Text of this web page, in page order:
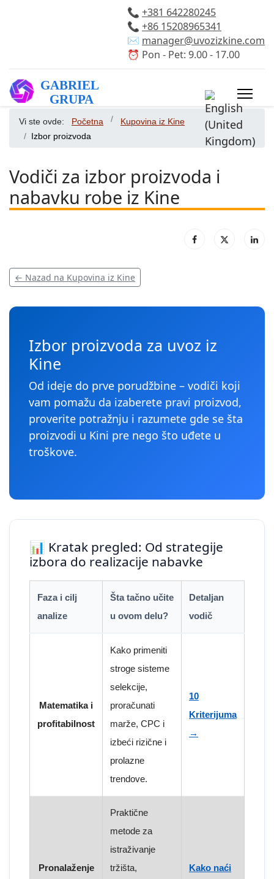
📞 +381 642280245
📞 +86 15208965341
✉️ manager@uvozizkine.com
⏰ Pon - Pet: 9.00 - 17.00
Izaberite vaš
Vi ste ovde: Početna
Kupovina iz Kine
Izbor proizvoda
Vodiči za izbor proizvoda i
nabavku robe iz Kine
← Nazad na Kupovina iz Kine
Izbor proizvoda za uvoz iz
Kine
Od ideje do prve porudžbine – vodiči koji
vam pomažu da izaberete pravi proizvod,
proverite potražnju i razumete gde se šta
proizvodi u Kini pre nego što uđete u
troškove.
📊 Kratak pregled: Od strategije
izbora do realizacije nabavke
Faza i cilj
analize
Šta tačno učite
u ovom delu?
Detaljan
vodič
Matematika i
profitabilnost
Kako primeniti
stroge sisteme
selekcije,
proračunati
marže, CPC i
izbeći rizične i
prolazne
trendove.
10
Kriterijuma
→
Pronalaženje
Praktične
metode za
istraživanje
tržišta,
Kako naći